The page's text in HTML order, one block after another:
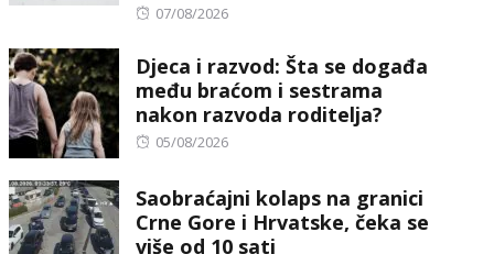
Posted
07/08/2026
Djeca i razvod: Šta se događa
među braćom i sestrama
nakon razvoda roditelja?
Posted
05/08/2026
Saobraćajni kolaps na granici
Crne Gore i Hrvatske, čeka se
više od 10 sati